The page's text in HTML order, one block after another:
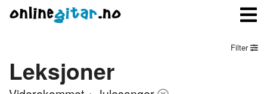
Meny
Filter
Leksjoner